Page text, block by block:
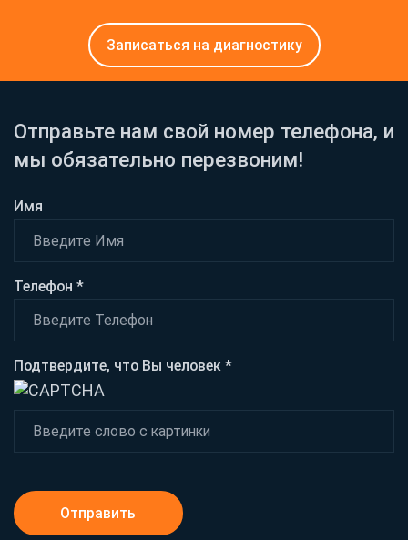
Записаться на диагностику
Отправьте нам свой номер телефона, и
мы обязательно перезвоним!
Имя
Телефон *
Подтвердите, что Вы человек *
Отправить